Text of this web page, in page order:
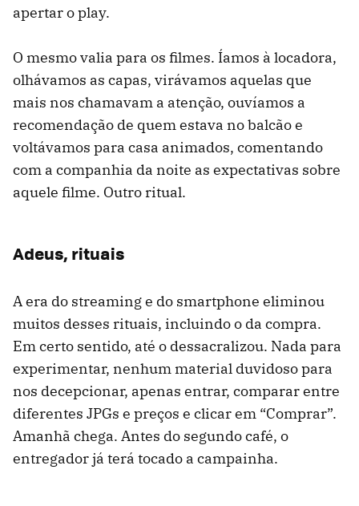
apertar o play.
O mesmo valia para os filmes. Íamos à locadora,
olhávamos as capas, virávamos aquelas que
mais nos chamavam a atenção, ouvíamos a
recomendação de quem estava no balcão e
voltávamos para casa animados, comentando
com a companhia da noite as expectativas sobre
aquele filme. Outro ritual.
Adeus, rituais
A era do streaming e do smartphone eliminou
muitos desses rituais, incluindo o da compra.
Em certo sentido, até o dessacralizou. Nada para
experimentar, nenhum material duvidoso para
nos decepcionar, apenas entrar, comparar entre
diferentes JPGs e preços e clicar em “Comprar”.
Amanhã chega. Antes do segundo café, o
entregador já terá tocado a campainha.